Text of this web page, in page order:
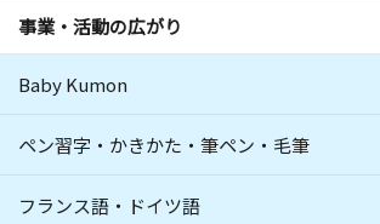
事業・活動の広がり
Baby Kumon
ペン習字・かきかた・筆ペン・毛筆
フランス語・ドイツ語